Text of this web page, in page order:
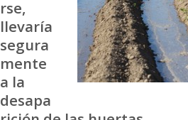
rse,
llevaría
segura
mente
a la
desapa